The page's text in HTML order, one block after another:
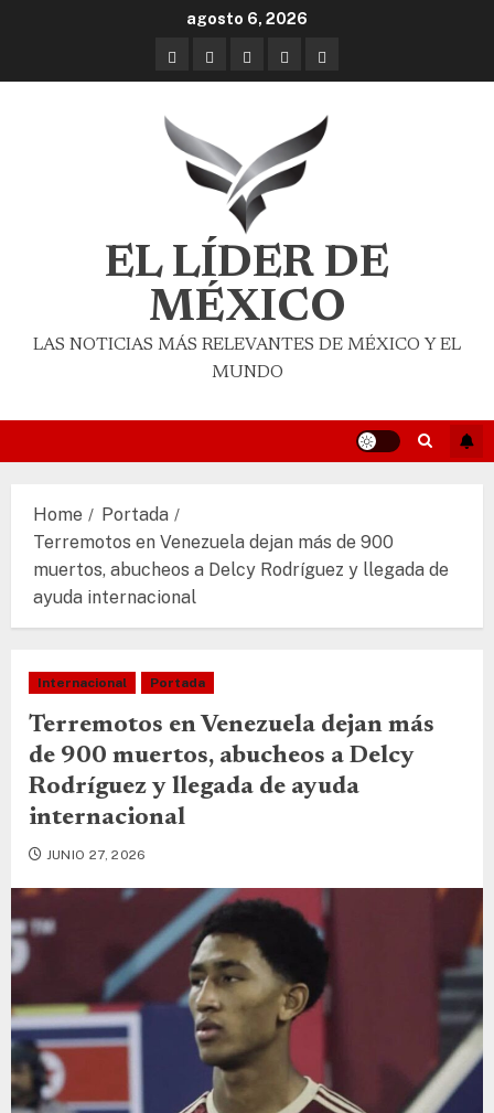
agosto 6, 2026
EL LÍDER DE
MÉXICO
LAS NOTICIAS MÁS RELEVANTES DE MÉXICO Y EL
MUNDO
Home
Portada
Terremotos en Venezuela dejan más de 900
muertos, abucheos a Delcy Rodríguez y llegada de
ayuda internacional
Internacional Portada
Terremotos en Venezuela dejan más
de 900 muertos, abucheos a Delcy
Rodríguez y llegada de ayuda
internacional
JUNIO 27, 2026